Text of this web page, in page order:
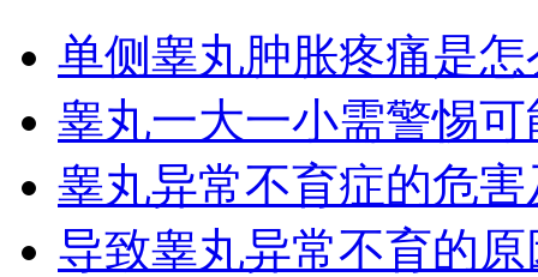
单侧睾丸肿胀疼痛是
睾丸一大一小需警惕
睾丸异常不育症的危
导致睾丸异常不育的